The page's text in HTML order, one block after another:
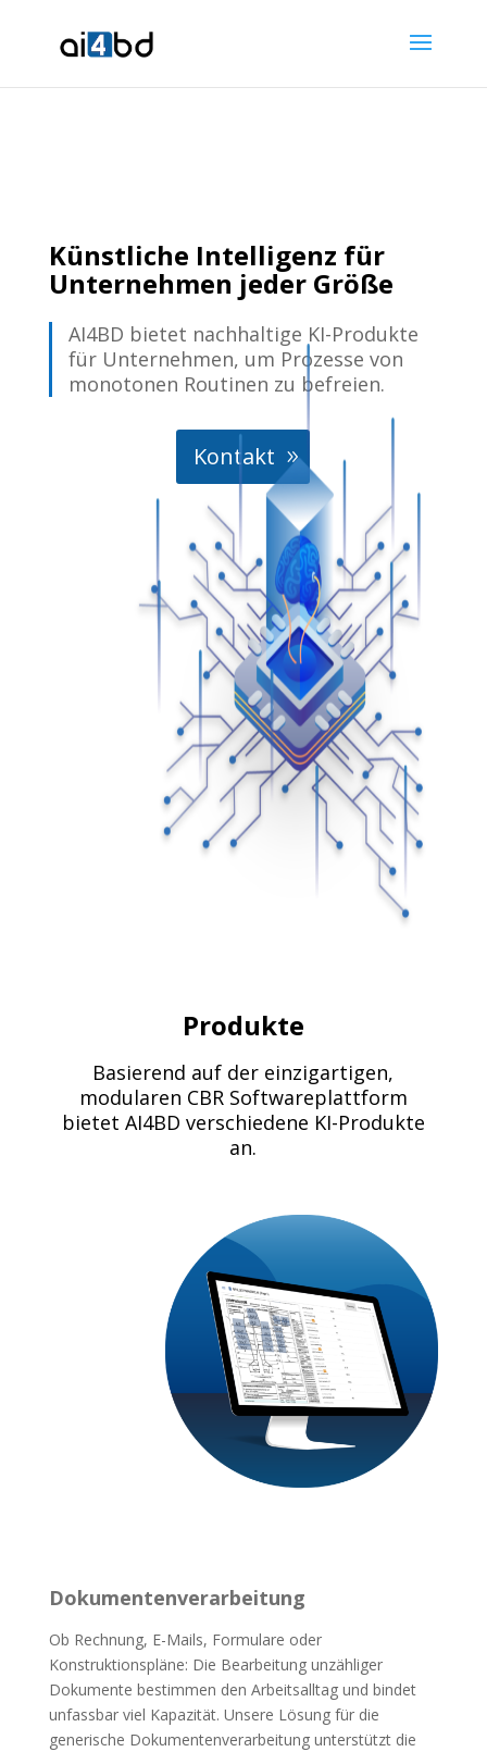
Künstliche Intelligenz für
Unternehmen jeder Größe
AI4BD bietet nachhaltige KI-Produkte
für Unternehmen, um Prozesse von
monotonen Routinen zu befreien.
Kontakt
Produkte
Basierend auf der einzigartigen,
modularen CBR Softwareplattform
bietet AI4BD verschiedene KI-Produkte
an.
Dokumentenverarbeitung
Ob Rechnung, E-Mails, Formulare oder
Konstruktionspläne: Die Bearbeitung unzähliger
Dokumente bestimmen den Arbeitsalltag und bindet
unfassbar viel Kapazität. Unsere Lösung für die
generische Dokumentenverarbeitung unterstützt die